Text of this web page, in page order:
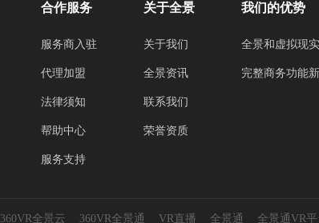
合作服务
服务商入驻
代理加盟
法律须知
帮助中心
服务支持
关于全景
关于我们
全景资讯
联系我们
荣誉资质
我们的优势
全景和虚拟现
完整商务功能
360VR全景云 360VR全景通 VR直播 全景通 全景通VR平